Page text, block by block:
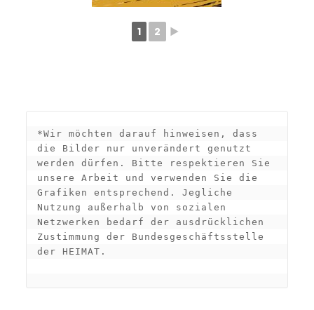
1 2 ►
*Wir möchten darauf hinweisen, dass
die Bilder nur unverändert genutzt
werden dürfen. Bitte respektieren Sie
unsere Arbeit und verwenden Sie die
Grafiken entsprechend. Jegliche
Nutzung außerhalb von sozialen
Netzwerken bedarf der ausdrücklichen
Zustimmung der Bundesgeschäftsstelle
der HEIMAT.